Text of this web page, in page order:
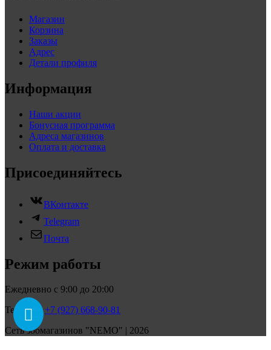
Магазин
Корзина
Заказы
Адрес
Детали профиля
Информация
Наши акции
Бонусная программа
Адреса магазинов
Оплата и доставка
Присоединяйтесь
ВКонтакте
Telegram
Почта
Режим работы
Ежедневно с 9:00 до 20:00
Телефон:+7 (927) 668-90-81
Сеть зоомагазинов "NEMO" | 2026